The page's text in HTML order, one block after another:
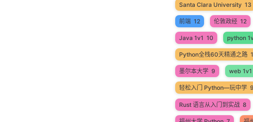
Santa Clara University 13
前端 12 伦敦政经 12
Java 1v1 10 python
Python全栈60天精通之路
墨尔本大学 9 web 1v1
轻松入门 Python—玩中学 9
Rust 语言从入门到实战 8